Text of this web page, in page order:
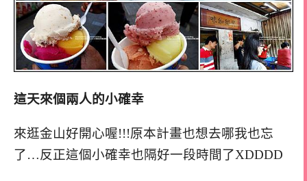
這天來個兩人的小確幸
來逛金山好開心喔!!!原本計畫也想去哪我也忘
了…反正這個小確幸也隔好一段時間了XDDDD